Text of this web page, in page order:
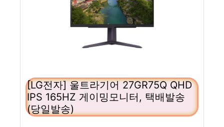
[LG전자] 울트라기어 27GR75Q QHD
IPS 165HZ 게이밍모니터, 택배발송
(당일발송)